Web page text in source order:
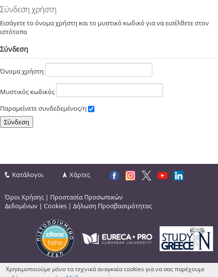
Σύνδεση χρήστη
Εισάγετε το όνομα χρήστη και το μυστικό κωδικό για να εισέλθετε στον
ιστότοπο
Σύνδεση
Όνομα χρήστη
Μυστικός κωδικός
Παραμείνετε συνδεδεμένος/η
Κατάλογοι Χάρτες
Όροι Χρήσης | Προστασία Προσωπικών
Δεδομένων | Cookies | Δήλωση Προσβασιμότητας
Χρησιμοποιούμε μόνο τα τεχνικά αναγκαία cookies για να σας παρέχουμε